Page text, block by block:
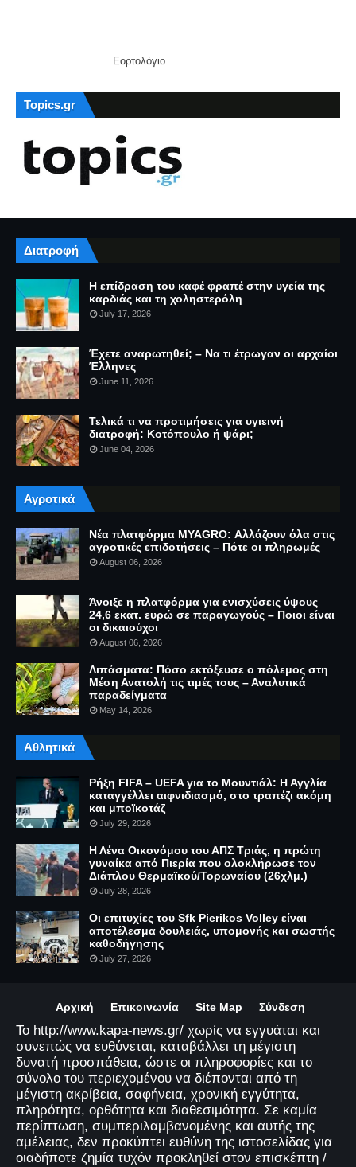
Εορτολόγιο
Topics.gr
Διατροφή
Η επίδραση του καφέ φραπέ στην υγεία της
καρδιάς και τη χοληστερόλη
July 17, 2026
Έχετε αναρωτηθεί; – Να τι έτρωγαν οι αρχαίοι
Έλληνες
June 11, 2026
Τελικά τι να προτιμήσεις για υγιεινή
διατροφή: Κοτόπουλο ή ψάρι;
June 04, 2026
Αγροτικά
Νέα πλατφόρμα MYAGRO: Αλλάζουν όλα στις
αγροτικές επιδοτήσεις – Πότε οι πληρωμές
August 06, 2026
Άνοιξε η πλατφόρμα για ενισχύσεις ύψους
24,6 εκατ. ευρώ σε παραγωγούς – Ποιοι είναι
οι δικαιούχοι
August 06, 2026
Λιπάσματα: Πόσο εκτόξευσε ο πόλεμος στη
Μέση Ανατολή τις τιμές τους – Αναλυτικά
παραδείγματα
May 14, 2026
Αθλητικά
Ρήξη FIFA – UEFA για το Μουντιάλ: Η Αγγλία
καταγγέλλει αιφνιδιασμό, στο τραπέζι ακόμη
και μποϊκοτάζ
July 29, 2026
Η Λένα Οικονόμου του ΑΠΣ Τριάς, η πρώτη
γυναίκα από Πιερία που ολοκλήρωσε τον
Διάπλου Θερμαϊκού/Τορωναίου (26χλμ.)
July 28, 2026
Οι επιτυχίες του Sfk Pierikos Volley είναι
αποτέλεσμα δουλειάς, υπομονής και σωστής
καθοδήγησης
July 27, 2026
Αρχική Επικοινωνία Site Map Σύνδεση
Το http://www.kapa-news.gr/ χωρίς να εγγυάται και
συνεπώς να ευθύνεται, καταβάλλει τη μέγιστη
δυνατή προσπάθεια, ώστε οι πληροφορίες και το
σύνολο του περιεχομένου να διέπονται από τη
μέγιστη ακρίβεια, σαφήνεια, χρονική εγγύτητα,
πληρότητα, ορθότητα και διαθεσιμότητα. Σε καμία
περίπτωση, συμπεριλαμβανομένης και αυτής της
αμέλειας, δεν προκύπτει ευθύνη της ιστοσελίδας για
οιαδήποτε ζημία τυχόν προκληθεί στον επισκέπτη /